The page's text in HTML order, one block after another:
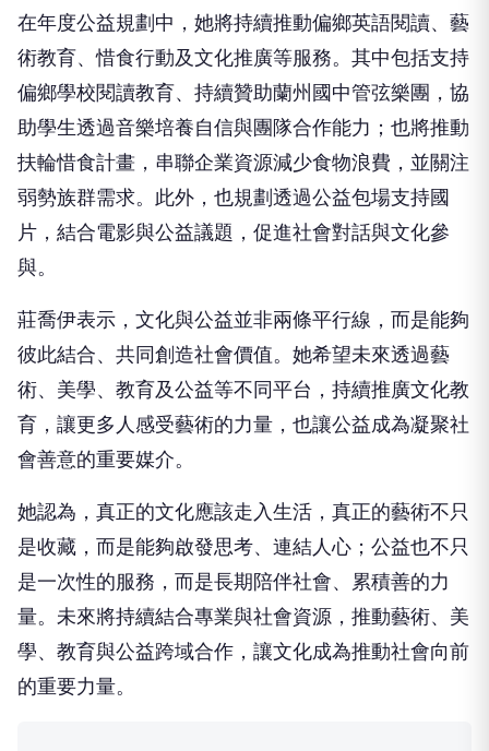
在年度公益規劃中，她將持續推動偏鄉英語閱讀、藝
術教育、惜食行動及文化推廣等服務。其中包括支持
偏鄉學校閱讀教育、持續贊助蘭州國中管弦樂團，協
助學生透過音樂培養自信與團隊合作能力；也將推動
扶輪惜食計畫，串聯企業資源減少食物浪費，並關注
弱勢族群需求。此外，也規劃透過公益包場支持國
片，結合電影與公益議題，促進社會對話與文化參
與。
莊喬伊表示，文化與公益並非兩條平行線，而是能夠
彼此結合、共同創造社會價值。她希望未來透過藝
術、美學、教育及公益等不同平台，持續推廣文化教
育，讓更多人感受藝術的力量，也讓公益成為凝聚社
會善意的重要媒介。
她認為，真正的文化應該走入生活，真正的藝術不只
是收藏，而是能夠啟發思考、連結人心；公益也不只
是一次性的服務，而是長期陪伴社會、累積善的力
量。未來將持續結合專業與社會資源，推動藝術、美
學、教育與公益跨域合作，讓文化成為推動社會向前
的重要力量。